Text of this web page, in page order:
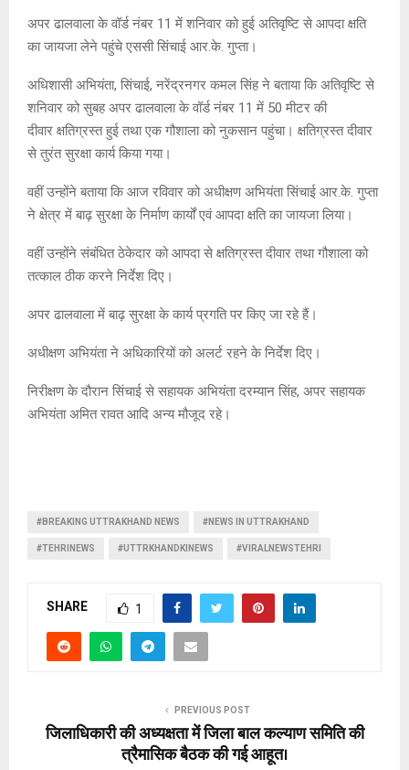
अपर ढालवाला के वॉर्ड नंबर 11 में शनिवार को हुई अतिवृष्टि से आपदा क्षति
का जायजा लेने पहुंचे एससी सिंचाई आर.के. गुप्ता।
अधिशासी अभियंता, सिंचाई, नरेंद्रनगर कमल सिंह ने बताया कि अतिवृष्टि से
शनिवार को सुबह अपर ढालवाला के वॉर्ड नंबर 11 में 50 मीटर की
दीवार क्षतिग्रस्त हुई तथा एक गौशाला को नुकसान पहुंचा। क्षतिग्रस्त दीवार
से तुरंत सुरक्षा कार्य किया गया।
वहीं उन्होंने बताया कि आज रविवार को अधीक्षण अभियंता सिंचाई आर.के. गुप्ता
ने क्षेत्र में बाढ़ सुरक्षा के निर्माण कार्यों एवं आपदा क्षति का जायजा लिया।
वहीं उन्होंने संबंधित ठेकेदार को आपदा से क्षतिग्रस्त दीवार तथा गौशाला को
तत्काल ठीक करने निर्देश दिए।
अपर ढालवाला में बाढ़ सुरक्षा के कार्य प्रगति पर किए जा रहे हैं।
अधीक्षण अभियंता ने अधिकारियों को अलर्ट रहने के निर्देश दिए।
निरीक्षण के दौरान सिंचाई से सहायक अभियंता दरम्यान सिंह, अपर सहायक
अभियंता अमित रावत आदि अन्य मौजूद रहे।
#BREAKING UTTRAKHAND NEWS #NEWS IN UTTRAKHAND
#TEHRINEWS #UTTRKHANDKINEWS #VIRALNEWSTEHRI
SHARE 1
PREVIOUS POST
जिलाधिकारी की अध्यक्षता में जिला बाल कल्याण समिति की
त्रैमासिक बैठक की गई आहूत।